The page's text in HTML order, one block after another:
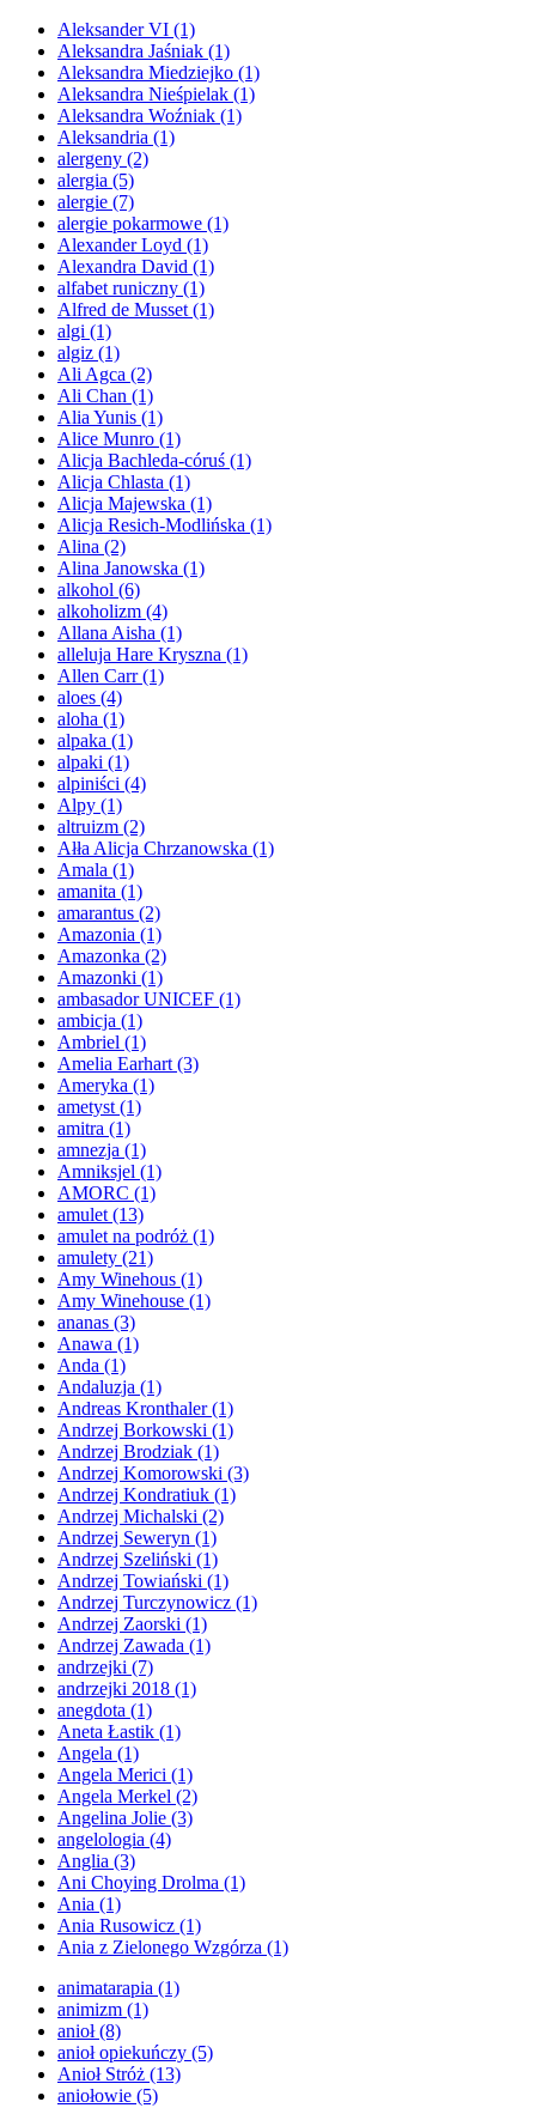
Aleksander VI (1)
Aleksandra Jaśniak (1)
Aleksandra Miedziejko (1)
Aleksandra Nieśpielak (1)
Aleksandra Woźniak (1)
Aleksandria (1)
alergeny (2)
alergia (5)
alergie (7)
alergie pokarmowe (1)
Alexander Loyd (1)
Alexandra David (1)
alfabet runiczny (1)
Alfred de Musset (1)
algi (1)
algiz (1)
Ali Agca (2)
Ali Chan (1)
Alia Yunis (1)
Alice Munro (1)
Alicja Bachleda-córuś (1)
Alicja Chlasta (1)
Alicja Majewska (1)
Alicja Resich-Modlińska (1)
Alina (2)
Alina Janowska (1)
alkohol (6)
alkoholizm (4)
Allana Aisha (1)
alleluja Hare Kryszna (1)
Allen Carr(1)
aloes (4)
aloha (1)
alpaka (1)
alpaki (1)
alpiniści (4)
Alpy (1)
altruizm (2)
Ałła Alicja Chrzanowska (1)
Amala (1)
amanita (1)
amarantus (2)
Amazonia (1)
Amazonka (2)
Amazonki (1)
ambasador UNICEF (1)
ambicja (1)
Ambriel (1)
Amelia Earhart (3)
Ameryka (1)
ametyst (1)
amitra (1)
amnezja (1)
Amniksjel (1)
AMORC (1)
amulet (13)
amulet na podróż (1)
amulety (21)
Amy Winehous (1)
Amy Winehouse (1)
ananas (3)
Anawa (1)
Anda (1)
Andaluzja (1)
Andreas Kronthaler(1)
Andrzej Borkowski (1)
Andrzej Brodziak (1)
Andrzej Komorowski (3)
Andrzej Kondratiuk (1)
Andrzej Michalski (2)
Andrzej Seweryn (1)
Andrzej Szeliński (1)
Andrzej Towiański (1)
Andrzej Turczynowicz (1)
Andrzej Zaorski (1)
Andrzej Zawada (1)
andrzejki (7)
andrzejki 2018 (1)
anegdota (1)
Aneta Łastik (1)
Angela (1)
Angela Merici (1)
Angela Merkel (2)
Angelina Jolie (3)
angelologia (4)
Anglia (3)
Ani Choying Drolma (1)
Ania (1)
Ania Rusowicz (1)
Ania z Zielonego Wzgórza (1)
animatarapia (1)
animizm (1)
anioł(8)
anioł opiekuńczy (5)
Anioł Stróż (13)
aniołowie (5)